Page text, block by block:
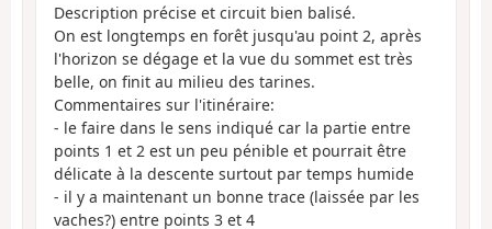
Description précise et circuit bien balisé.
On est longtemps en forêt jusqu'au point 2, après
l'horizon se dégage et la vue du sommet est très
belle, on finit au milieu des tarines.
Commentaires sur l'itinéraire:
- le faire dans le sens indiqué car la partie entre
points 1 et 2 est un peu pénible et pourrait être
délicate à la descente surtout par temps humide
- il y a maintenant un bonne trace (laissée par les
vaches?) entre points 3 et 4